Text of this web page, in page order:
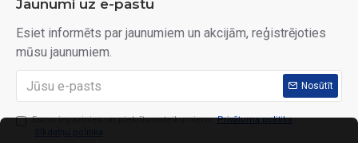
Jaunumi uz e-pastu
Esiet informēts par jaunumiem un akcijām, reģistrējoties
mūsu jaunumiem.
Nosūtīt
Esmu iepazinies un piekrītu noteikumiem: Privātuma politika ,
Sīkdatņu politika